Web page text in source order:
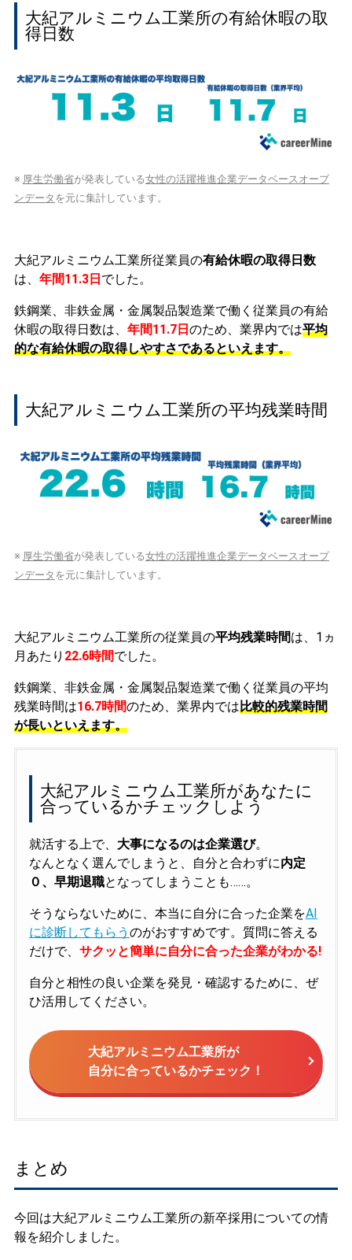
大紀アルミニウム工業所の有給休暇の取
得日数
※ 厚生労働省が発表している女性の活躍推進企業データベースオープ
ンデータ を元に集計しています。
大紀アルミニウム工業所従業員の有給休暇の取得日数
は、 年間11.3日 でした。
鉄鋼業、非鉄金属・金属製品製造業で働く従業員の有給
休暇の取得日数は、 年間11.7日 のため、業界内では平均
的な有給休暇の取得しやすさであるといえます。
大紀アルミニウム工業所の平均残業時間
※ 厚生労働省が発表している女性の活躍推進企業データベースオープ
ンデータ を元に集計しています。
大紀アルミニウム工業所の従業員の平均残業時間は、1ヵ
月あたり 22.6時間でした。
鉄鋼業、非鉄金属・金属製品製造業で働く従業員の平均
残業時間は16.7時間のため、業界内では比較的残業時間
が長いといえます。
大紀アルミニウム工業所があなたに
合っているかチェックしよう
就活する上で、 大事になるのは企業選び。
なんとなく選んでしまうと、自分と合わずに内定
０、早期退職となってしまうことも……。
そうならないために、本当に自分に合った企業をAI
に診断してもらう のがおすすめです。質問に答える
だけで、 サクッと簡単に自分に合った企業がわかる!
自分と相性の良い企業を発見・確認するために、ぜ
ひ活用してください。
大紀アルミニウム工業所が
自分に合っているかチェック！
まとめ
今回は大紀アルミニウム工業所の新卒採用についての情
報を紹介しました。